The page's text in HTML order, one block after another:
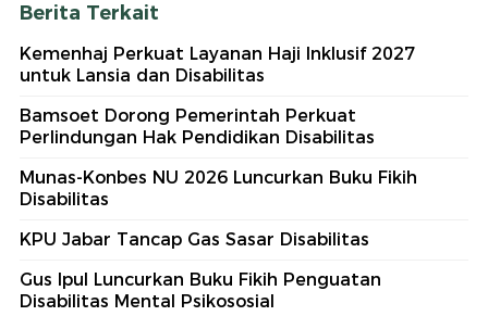
Berita Terkait
Kemenhaj Perkuat Layanan Haji Inklusif 2027
untuk Lansia dan Disabilitas
Bamsoet Dorong Pemerintah Perkuat
Perlindungan Hak Pendidikan Disabilitas
Munas-Konbes NU 2026 Luncurkan Buku Fikih
Disabilitas
KPU Jabar Tancap Gas Sasar Disabilitas
Gus Ipul Luncurkan Buku Fikih Penguatan
Disabilitas Mental Psikososial